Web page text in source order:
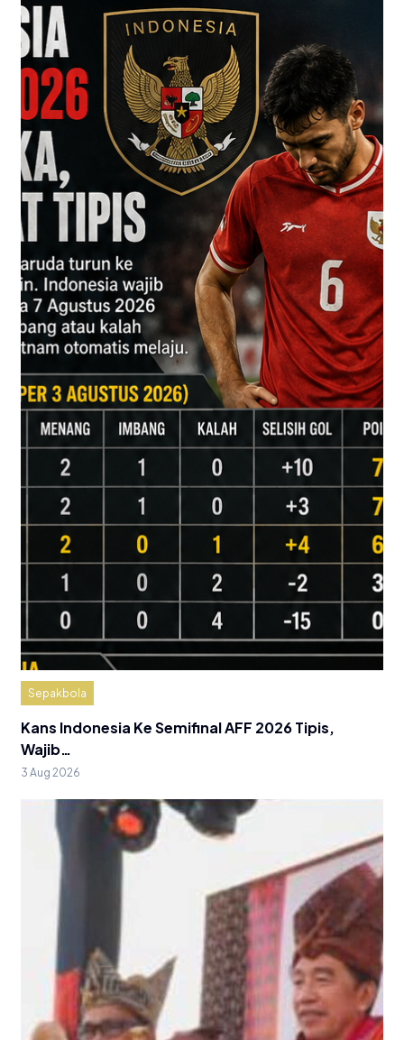
Sepakbola
Kans Indonesia Ke Semifinal AFF 2026 Tipis,
Wajib…
3 Aug 2026